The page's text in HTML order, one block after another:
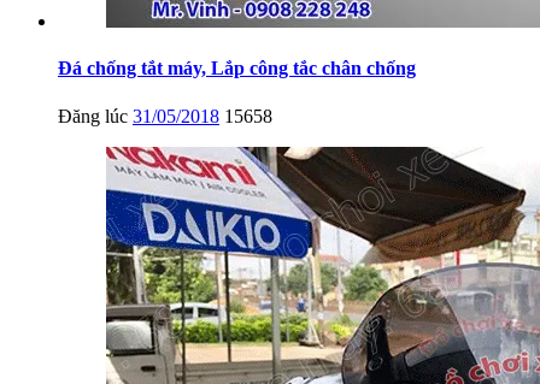
Đá chống tắt máy, Lắp công tắc chân chống
Đăng lúc 31/05/2018 15658